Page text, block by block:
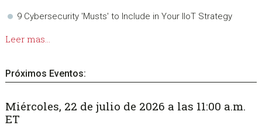
9 Cybersecurity 'Musts' to Include in Your IIoT Strategy
Leer mas...
Próximos Eventos:
Miércoles, 22 de julio de 2026 a las 11:00 a.m.
ET